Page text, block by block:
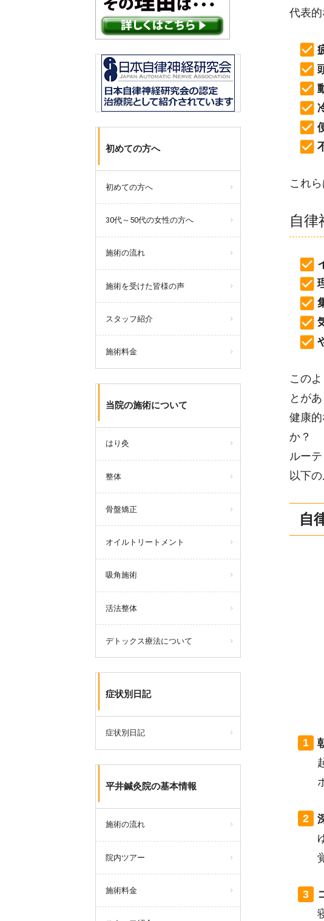
初めての方へ
初めての方へ
30代～50代の女性の方へ
施術の流れ
施術を受けた皆様の声
スタッフ紹介
施術料金
当院の施術について
はり灸
整体
骨盤矯正
オイルトリートメント
吸角施術
活法整体
デトックス療法について
症状別日記
症状別日記
平井鍼灸院の基本情報
施術の流れ
院内ツアー
施術料金
代表的
これ
自律
この
とがあ
健康
か？
ルー
以下
自